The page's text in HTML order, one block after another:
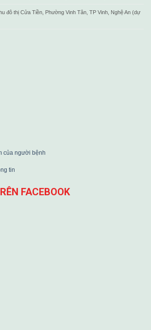
đô thị Cửa Tiền, Phường Vinh Tân, TP Vinh, Nghệ An (dự
của người bệnh
tin
FACEBOOK